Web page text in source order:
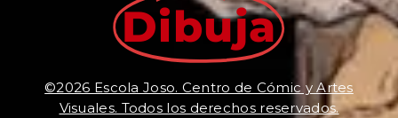
Dibuja
©2026 Escola Joso. Centro de Cómic y Artes
Visuales. Todos los derechos reservados.